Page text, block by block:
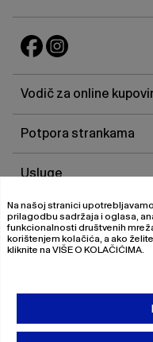
Vodič za online
Potpora strankama
Usluge
O nama
© 2026 Magistrat
Na našoj stranici
prilagodbu sadržaja i oglasa,
funkcionalnosti društvenih
korištenjem kolačića, a ako
kliknite na VIŠE O KOLAČIĆIMA.